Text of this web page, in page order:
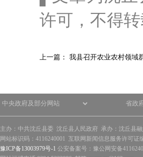
许可，不得转
上一篇： 我县召开农业农村领域
主办：中共沈丘县委 沈丘县人民政府 承办：沈丘县
网站标识码：4116240001 互联网新闻信息服务许可
豫ICP备13003979号-1 公安备案号：豫公网安备